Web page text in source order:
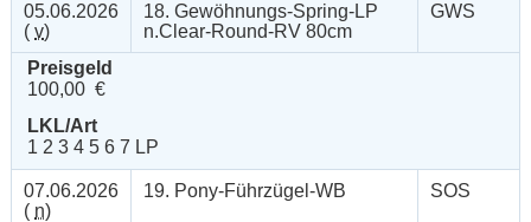
05.06.2026
( v)
18. Gewöhnungs-Spring-LP
n.Clear-Round-RV 80cm
GWS
Preisgeld
100,00 €
LKL/Art
1 2 3 4 5 6 7 LP
07.06.2026
( n)
19. Pony-Führzügel-WB SOS